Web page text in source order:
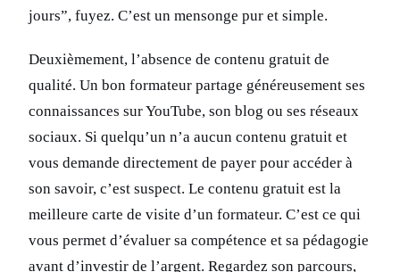
jours”, fuyez. C’est un mensonge pur et simple.
Deuxièmement, l’absence de contenu gratuit de
qualité. Un bon formateur partage généreusement ses
connaissances sur YouTube, son blog ou ses réseaux
sociaux. Si quelqu’un n’a aucun contenu gratuit et
vous demande directement de payer pour accéder à
son savoir, c’est suspect. Le contenu gratuit est la
meilleure carte de visite d’un formateur. C’est ce qui
vous permet d’évaluer sa compétence et sa pédagogie
avant d’investir de l’argent. Regardez son parcours,